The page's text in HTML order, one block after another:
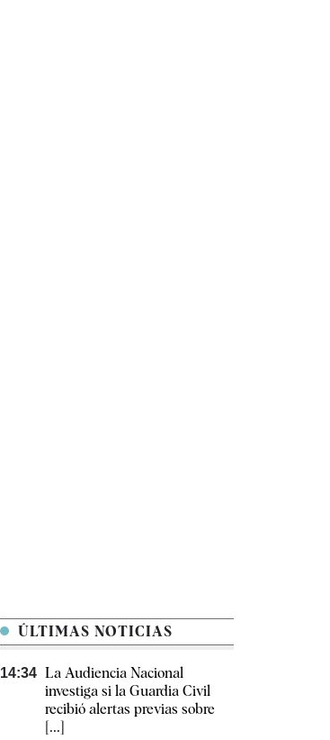
ÚLTIMAS NOTICIAS
14:34 La Audiencia Nacional
investiga si la Guardia Civil
recibió alertas previas sobre
[...]